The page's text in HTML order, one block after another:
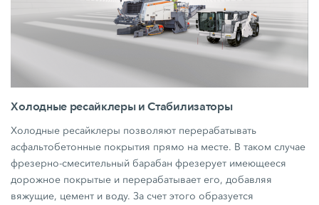
Xолодные ресайклеры и Cтабилизаторы
Холодные ресайклеры позволяют перерабатывать
асфальтобетонные покрытия прямо на месте. В таком случае
фрезерно-смесительный барабан фрезерует имеющееся
дорожное покрытые и перерабатывает его, добавляя
вяжущие, цемент и воду. За счет этого образуется